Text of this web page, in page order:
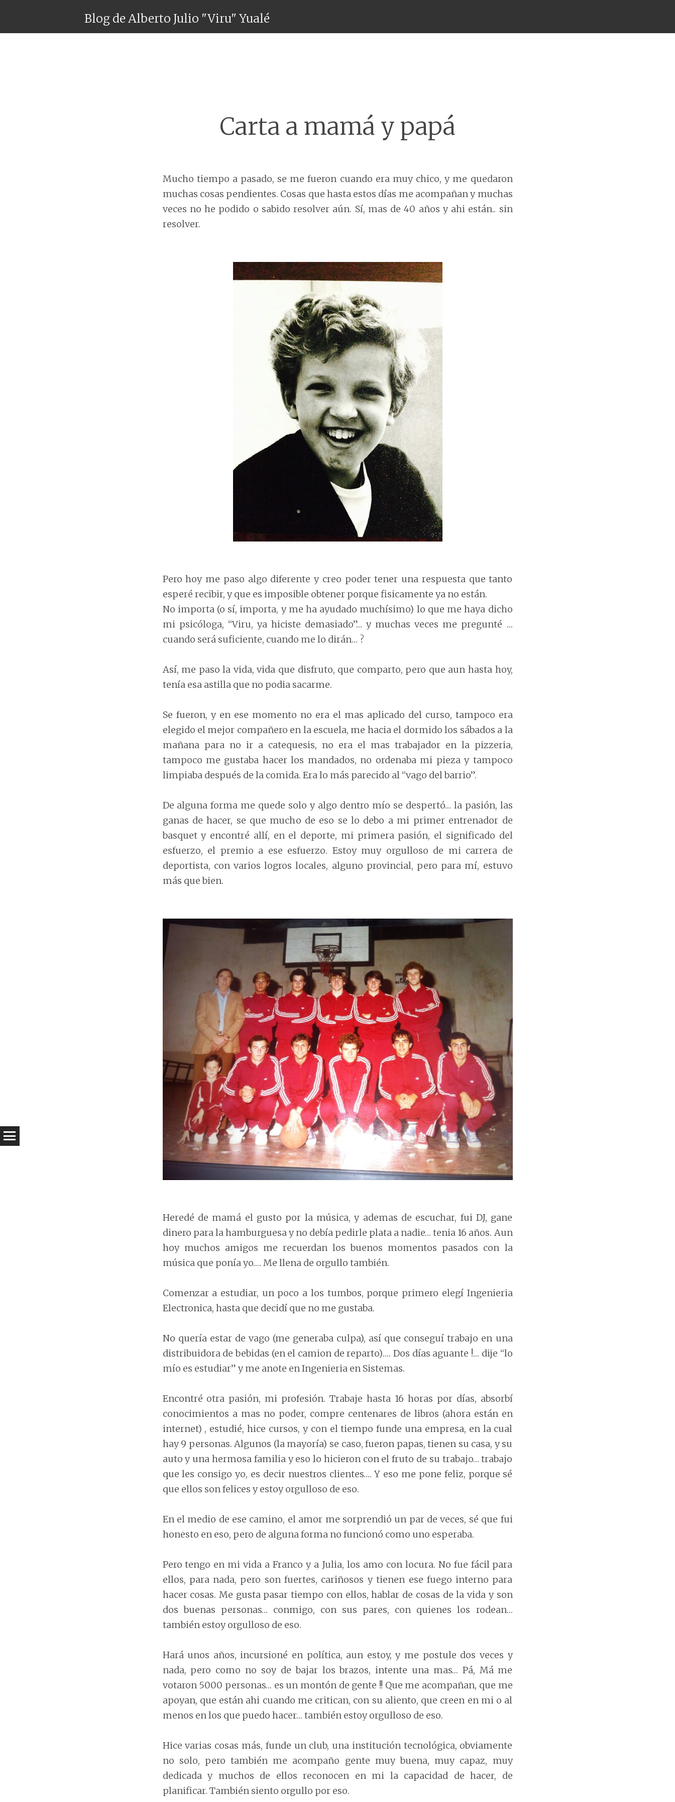
Blog de Alberto Julio "Viru" Yualé
Carta a mamá y papá
Mucho tiempo a pasado, se me fueron cuando era muy chico, y me quedaron
muchas cosas pendientes. Cosas que hasta estos días me acompañan y muchas
veces no he podido o sabido resolver aún. Sí, mas de 40 años y ahi están.. sin
resolver.
Pero hoy me paso algo diferente y creo poder tener una respuesta que tanto
esperé recibir, y que es imposible obtener porque fisicamente ya no están.
No importa (o sí, importa, y me ha ayudado muchísimo) lo que me haya dicho
mi psicóloga, “Viru, ya hiciste demasiado”… y muchas veces me pregunté …
cuando será suficiente, cuando me lo dirán… ?
Así, me paso la vida, vida que disfruto, que comparto, pero que aun hasta hoy,
tenía esa astilla que no podia sacarme.
Se fueron, y en ese momento no era el mas aplicado del curso, tampoco era
elegido el mejor compañero en la escuela, me hacia el dormido los sábados a la
mañana para no ir a catequesis, no era el mas trabajador en la pizzeria,
tampoco me gustaba hacer los mandados, no ordenaba mi pieza y tampoco
limpiaba después de la comida. Era lo más parecido al “vago del barrio”.
De alguna forma me quede solo y algo dentro mío se despertó… la pasión, las
ganas de hacer, se que mucho de eso se lo debo a mi primer entrenador de
basquet y encontré allí, en el deporte, mi primera pasión, el significado del
esfuerzo, el premio a ese esfuerzo. Estoy muy orgulloso de mi carrera de
deportista, con varios logros locales, alguno provincial, pero para mí, estuvo
más que bien.
Heredé de mamá el gusto por la música, y ademas de escuchar, fui DJ, gane
dinero para la hamburguesa y no debía pedirle plata a nadie… tenia 16 años. Aun
hoy muchos amigos me recuerdan los buenos momentos pasados con la
música que ponía yo…. Me llena de orgullo también.
Comenzar a estudiar, un poco a los tumbos, porque primero elegí Ingenieria
Electronica, hasta que decidí que no me gustaba.
No quería estar de vago (me generaba culpa), así que conseguí trabajo en una
distribuidora de bebidas (en el camion de reparto)…. Dos días aguante !… dije “lo
mío es estudiar” y me anote en Ingenieria en Sistemas.
Encontré otra pasión, mi profesión. Trabaje hasta 16 horas por días, absorbí
conocimientos a mas no poder, compre centenares de libros (ahora están en
internet) , estudié, hice cursos, y con el tiempo funde una empresa, en la cual
hay 9 personas. Algunos (la mayoría) se caso, fueron papas, tienen su casa, y su
auto y una hermosa familia y eso lo hicieron con el fruto de su trabajo… trabajo
que les consigo yo, es decir nuestros clientes…. Y eso me pone feliz, porque sé
que ellos son felices y estoy orgulloso de eso.
En el medio de ese camino, el amor me sorprendió un par de veces, sé que fui
honesto en eso, pero de alguna forma no funcionó como uno esperaba.
Pero tengo en mi vida a Franco y a Julia, los amo con locura. No fue fácil para
ellos, para nada, pero son fuertes, cariñosos y tienen ese fuego interno para
hacer cosas. Me gusta pasar tiempo con ellos, hablar de cosas de la vida y son
dos buenas personas… conmigo, con sus pares, con quienes los rodean…
también estoy orgulloso de eso.
Hará unos años, incursioné en política, aun estoy, y me postule dos veces y
nada, pero como no soy de bajar los brazos, intente una mas… Pá, Má me
votaron 5000 personas… es un montón de gente !! Que me acompañan, que me
apoyan, que están ahi cuando me critican, con su aliento, que creen en mi o al
menos en los que puedo hacer… también estoy orgulloso de eso.
Hice varias cosas más, funde un club, una institución tecnológica, obviamente
no solo, pero también me acompaño gente muy buena, muy capaz, muy
dedicada y muchos de ellos reconocen en mi la capacidad de hacer, de
planificar. También siento orgullo por eso.